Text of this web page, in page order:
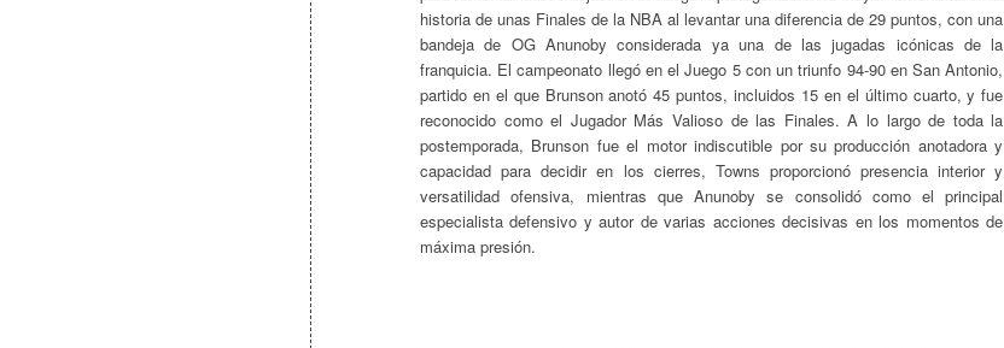
historia de unas Finales de la NBA al levantar una diferencia de 29 puntos, con una
bandeja de OG Anunoby considerada ya una de las jugadas icónicas de la
franquicia. El campeonato llegó en el Juego 5 con un triunfo 94-90 en San Antonio,
partido en el que Brunson anotó 45 puntos, incluidos 15 en el último cuarto, y fue
reconocido como el Jugador Más Valioso de las Finales. A lo largo de toda la
postemporada, Brunson fue el motor indiscutible por su producción anotadora y
capacidad para decidir en los cierres, Towns proporcionó presencia interior y
versatilidad ofensiva, mientras que Anunoby se consolidó como el principal
especialista defensivo y autor de varias acciones decisivas en los momentos de
máxima presión.